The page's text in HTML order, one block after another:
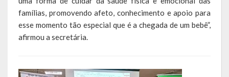
Publicações
Regulamentos
famílias, promovendo afeto, conhecimento e apoio para
esse momento tão especial que é a chegada de um bebê”,
afirmou a secretária.